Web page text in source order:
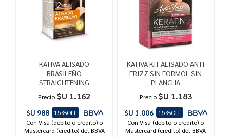
KATIVA ALISADO
BRASILEÑO
STRAIGHTENING
Precio $U 1.162
$U 988
15%OFF
Con Visa (débito o crédito) o
Mastercard (credito) del BBVA
KATIVA KIT ALISADO ANTI
FRIZZ SIN FORMOL SIN
PLANCHA
Precio $U 1.183
$U 1.006
15%OFF
Con Visa (débito o crédito) o
Mastercard (credito) del BBVA